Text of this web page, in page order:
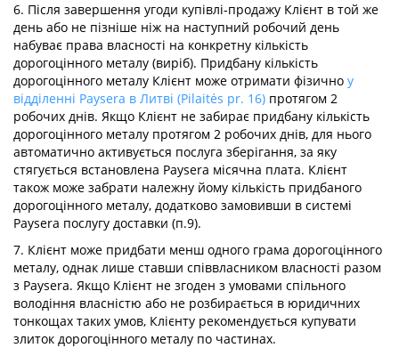
6. Після завершення угоди купівлі-продажу Клієнт в той же
день або не пізніше ніж на наступний робочий день
набуває права власності на конкретну кількість
дорогоцінного металу (виріб). Придбану кількість
дорогоцінного металу Клієнт може отримати фізично у
відділенні Paysera в Литві (Pilaitės pr. 16) протягом 2
робочих днів. Якщо Клієнт не забирає придбану кількість
дорогоцінного металу протягом 2 робочих днів, для нього
автоматично активується послуга зберігання, за яку
стягується встановлена Paysera місячна плата. Клієнт
також може забрати належну йому кількість придбаного
дорогоцінного металу, додатково замовивши в системі
Paysera послугу доставки (п.9).
7. Клієнт може придбати менш одного грама дорогоцінного
металу, однак лише ставши співвласником власності разом
з Paysera. Якщо Клієнт не згоден з умовами спільного
володіння власністю або не розбирається в юридичних
тонкощах таких умов, Клієнту рекомендується купувати
злиток дорогоцінного металу по частинах.